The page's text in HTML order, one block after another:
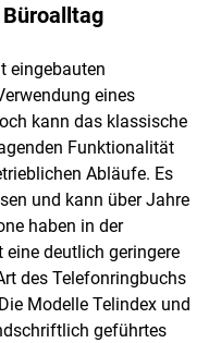
eingebauten
eines
kann das klassische
Funktionalität
Abläufe. Es
und kann über Jahre
haben in der
deutlich geringere
des Telefonringbuchs
Modelle Telindex und
geführtes